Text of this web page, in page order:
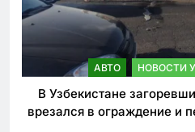
АВТО НОВОСТИ
В Узбекистане
врезался в ограждение и